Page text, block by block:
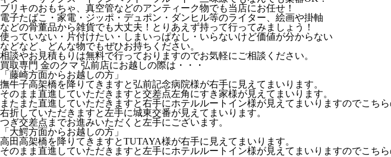
ブリキのおもちゃ、真空管などのアンティーク物でも当店にお任せ！
電子たばこ・家電・ジッポ・デュポン・ダンヒル等のライター、絵画や掛軸
などの骨董品から雑貨でも大丈夫！とりあえず持って行ってみましょう！
使っていない・片付けたい・しまいっぱなし・いらないけど価値が分からない
などなど、どんな物でもぜひお持ちください。
相談やお見積もりは無料で行っておりますのでお気軽にご相談ください。
買取専門 金のクマ 弘前店にお越しの際は・・・
「藤崎方面からお越しの方」
撫牛子高架橋を降りてきますと弘前記念病院様が右手に見えてまいります。
そのまま直進していただきますと交差点左角にすき家様が見えてまいります。
またまた直進していただきますと右手にホテルルートイン様が見えてまいりますのでこち
右折していただきますと左手に城東交番が見えてまいります。
つぎ交差点までお進みいただくと左手にございます。
「大鰐方面からお越しの方」
高田高架橋を降りてきますとTUTAYA様が右手に見えてまいります。
そのまま直進していただきますと左手にホテルルートイン様が見えてまいりますのでこち